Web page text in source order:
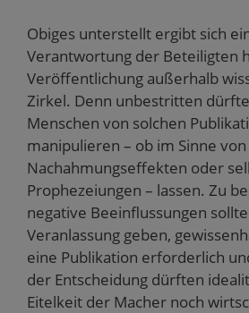
Obiges unterstellt ergibt sich
Verantwortung der Beteiligten
Veröffentlichung außerhalb
Zirkel. Denn unbestritten
Menschen von solchen
manipulieren – ob im Sinne von
Nachahmungseffekten oder
Prophezeiungen – lassen. Zu
negative Beeinflussungen
Veranlassung geben,
eine Publikation erforderlich
der Entscheidung dürften
Eitelkeit der Macher noch